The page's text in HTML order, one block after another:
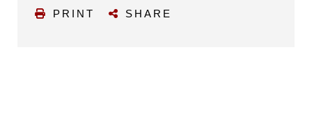
PRINT SHARE